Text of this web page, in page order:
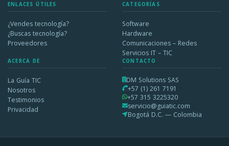
ENLACES ÚTILES
¿Vendes tecnología?
¿Buscas tecnología?
Proveedores
CATEGORÍAS
Software
Hardware
Comunicaciones – Redes
Servicios IT – TIC
ACERCA DE
La Guía TIC
Nosotros
Testimonios
Privacidad
CONTACTO
DM Solutions SAS
+57 (1) 261 7191
+57 315 3225320
servicio@guiatic.com
Bogotá D.C. — Colombia